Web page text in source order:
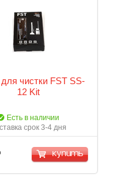
чистки FST SS-
12 Kit
Есть в наличии
срок 3-4 дня
купить